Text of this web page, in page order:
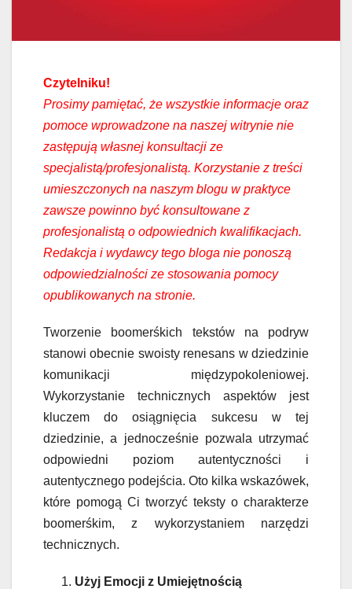
Czytelniku!
Prosimy pamiętać, że wszystkie informacje oraz
pomoce wprowadzone na naszej witrynie nie
zastępują własnej konsultacji ze
specjalistą/profesjonalistą. Korzystanie z treści
umieszczonych na naszym blogu w praktyce
zawsze powinno być konsultowane z
profesjonalistą o odpowiednich kwalifikacjach.
Redakcja i wydawcy tego bloga nie ponoszą
odpowiedzialności ze stosowania pomocy
opublikowanych na stronie.
Tworzenie boomerśkich tekstów na podryw
stanowi obecnie swoisty renesans w dziedzinie
komunikacji międzypokoleniowej.
Wykorzystanie technicznych aspektów jest
kluczem do osiągnięcia sukcesu w tej
dziedzinie, a jednocześnie pozwala utrzymać
odpowiedni poziom autentyczności i
autentycznego podejścia. Oto kilka wskazówek,
które pomogą Ci tworzyć teksty o charakterze
boomerśkim, z wykorzystaniem narzędzi
technicznych.
Użyj Emocji z Umiejętnością